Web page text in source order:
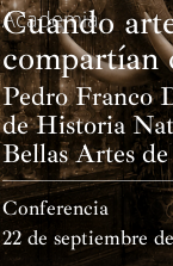
Academia
Cuando
compartían
Pedro Franco
de Historia
Bellas Artes
Conferencia
22 de septiembre